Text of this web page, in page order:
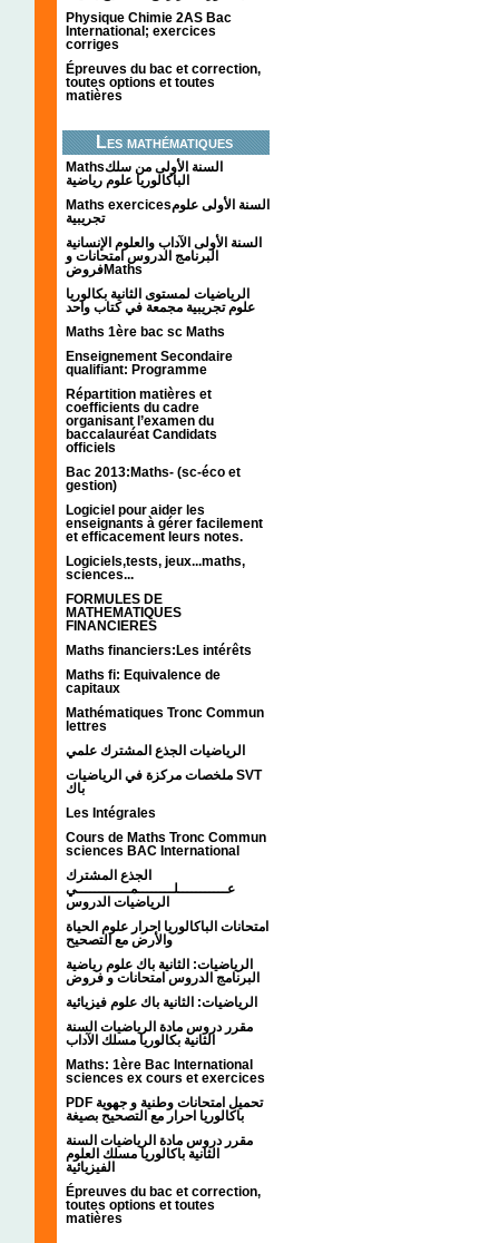
Physique Chimie 2AS Bac
International; exercices
corriges
Épreuves du bac et correction,
toutes options et toutes
matières
Les mathématiques
Mathsالسنة الأولى من سلك
الباكالوريا علوم رياضية
Maths exercicesالسنة الأولى علوم
تجريبية
السنة الأولى الآداب والعلوم الإنسانية
البرنامج الدروس امتحانات و
فروضMaths
الرياضيات لمستوى الثانية بكالوريا
علوم تجريبية مجمعة في كتاب واحد
Maths 1ère bac sc Maths
Enseignement Secondaire
qualifiant: Programme
Répartition matières et
coefficients du cadre
organisant l’examen du
baccalauréat Candidats
officiels
Bac 2013:Maths- (sc-éco et
gestion)
Logiciel pour aider les
enseignants à gérer facilement
et efficacement leurs notes.
Logiciels,tests, jeux...maths,
sciences...
FORMULES DE
MATHEMATIQUES
FINANCIERES
Maths financiers:Les intérêts
Maths fi: Equivalence de
capitaux
Mathématiques Tronc Commun
lettres
الرياضيات الجذع المشترك علمي
ملخصات مركزة في الرياضيات SVT
باك
Les Intégrales
Cours de Maths Tronc Commun
sciences BAC International
الجذع المشترك
عـــــــــــلــــــــمــــــــــــي
الرياضيات الدروس
امتحانات الباكالوريا احرار علوم الحياة
والأرض مع التصحيح
الرياضيات: الثانية باك علوم رياضية
البرنامج الدروس امتحانات و فروض
الرياضيات: الثانية باك علوم فيزيائية
مقرر دروس مادة الرياضيات السنة
الثانية بكالوريا مسلك الآداب
Maths: 1ère Bac International
sciences ex cours et exercices
PDF تحميل امتحانات وطنية و جهوية
باكالوريا احرار مع التصحيح بصيغة
مقرر دروس مادة الرياضيات السنة
الثانية باكالوريا مسلك العلوم
الفيزيائية
Épreuves du bac et correction,
toutes options et toutes
matières